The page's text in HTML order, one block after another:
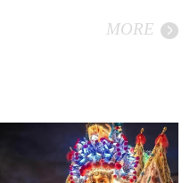
MORE